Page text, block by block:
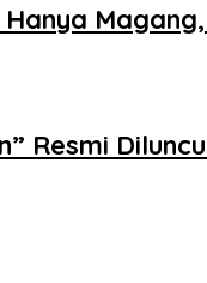
Resmi